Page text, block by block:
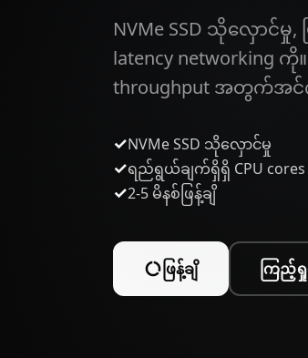
NVMe SSD သိုလှောင်မှု,
latency networking
throughput အတွက်အင်
✓NVMe SSD သိုလှောင်မှု
✓ရည်ရွယ်ချက်ရှိရှိ CPU cores
✓2-5 မိနစ်ဖြန့်ချိ
ဖြန့်ချိ ကြည့်ရှု